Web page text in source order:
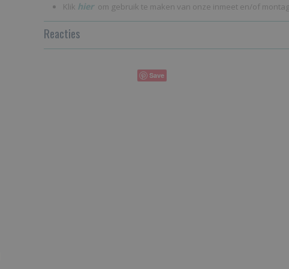
Klik hier om gebruik te maken van onze inmeet en/of
Reacties
Save